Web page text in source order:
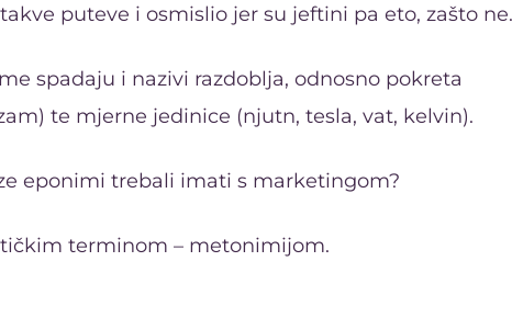
puteve i osmislio jer su jeftini pa eto, zašto ne.
spadaju i nazivi razdoblja, odnosno pokreta
te mjerne jedinice (njutn, tesla, vat, kelvin).
eponimi trebali imati s marketingom?
terminom – metonimijom.